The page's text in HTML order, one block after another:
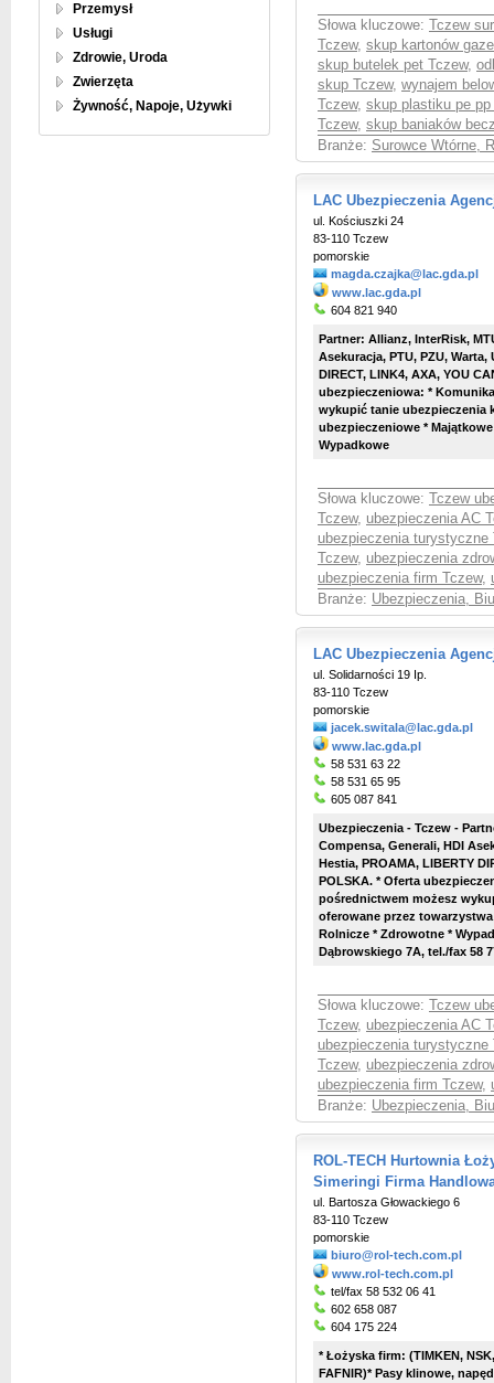
Przemysł
Usługi
Zdrowie, Uroda
Zwierzęta
Żywność, Napoje, Używki
Słowa kluczowe:
Tczew
Tczew, skup kartonów
skup butelek pet Tczew,
skup Tczew, wynajem
Tczew, skup plastiku pe pp
Tczew, skup baniaków
Branże: Surowce Wtórne,
LAC Ubezpieczenia
ul. Kościuszki 24
83-110 Tczew
pomorskie
magda.czajka@lac.gda.pl
www.lac.gda.pl
604 821 940
Partner: Allianz, InterRisk,
Asekuracja, PTU, PZU, Warta,
DIRECT, LINK4, AXA, YOU
ubezpieczeniowa: *
wykupić tanie ubezpieczenia
ubezpieczeniowe *
Wypadkowe
Słowa kluczowe:
Tczew
Tczew, ubezpieczenia AC
ubezpieczenia turystyczne
Tczew, ubezpieczenia
ubezpieczenia firm Tczew,
Branże: Ubezpieczenia,
LAC Ubezpieczenia
ul. Solidarności 19 Ip.
83-110 Tczew
pomorskie
jacek.switala@lac.gda.pl
www.lac.gda.pl
58 531 63 22
58 531 65 95
605 087 841
Ubezpieczenia - Tczew -
Compensa, Generali, HDI
Hestia, PROAMA, LIBERTY
POLSKA. * Oferta
pośrednictwem możesz
oferowane przez
Rolnicze * Zdrowotne *
Dąbrowskiego 7A, tel./fax 58
Słowa kluczowe:
Tczew
Tczew, ubezpieczenia AC
ubezpieczenia turystyczne
Tczew, ubezpieczenia
ubezpieczenia firm Tczew,
Branże: Ubezpieczenia,
ROL-TECH Hurtownia
Simeringi Firma
ul. Bartosza Głowackiego 6
83-110 Tczew
pomorskie
biuro@rol-tech.com.pl
www.rol-tech.com.pl
tel/fax 58 532 06 41
602 658 087
604 175 224
* Łożyska firm: (TIMKEN,
FAFNIR)* Pasy klinowe,